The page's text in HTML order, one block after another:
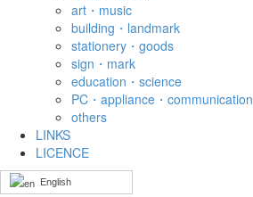
art・music
building・landmark
stationery・goods
sign・mark
education・science
PC・appliance・communication
others
LINKS
LICENCE
English